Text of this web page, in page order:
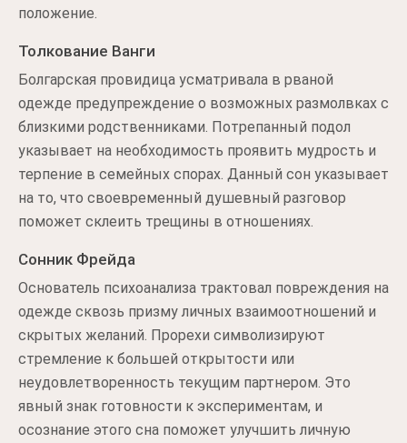
положение.
Толкование Ванги
Болгарская провидица усматривала в рваной
одежде предупреждение о возможных размолвках с
близкими родственниками. Потрепанный подол
указывает на необходимость проявить мудрость и
терпение в семейных спорах. Данный сон указывает
на то, что своевременный душевный разговор
поможет склеить трещины в отношениях.
Сонник Фрейда
Основатель психоанализа трактовал повреждения на
одежде сквозь призму личных взаимоотношений и
скрытых желаний. Прорехи символизируют
стремление к большей открытости или
неудовлетворенность текущим партнером. Это
явный знак готовности к экспериментам, и
осознание этого сна поможет улучшить личную